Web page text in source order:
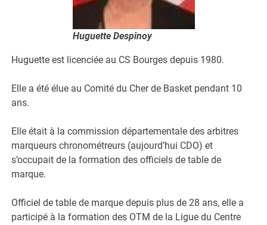
Huguette Despinoy
Huguette est licenciée au CS Bourges depuis 1980.
Elle a été élue au Comité du Cher de Basket pendant 10
ans.
Elle était à la commission départementale des arbitres
marqueurs chronométreurs (aujourd’hui CDO) et
s’occupait de la formation des officiels de table de
marque.
Officiel de table de marque depuis plus de 28 ans, elle a
participé à la formation des OTM de la Ligue du Centre